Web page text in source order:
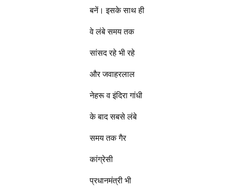
बनें। इसके साथ ही
वे लंबे समय तक
सांसद रहे भी रहे
और जवाहरलाल
नेहरू व इंदिरा गांधी
के बाद सबसे लंबे
समय तक गैर
कांग्रेसी
प्रधानमंत्री भी